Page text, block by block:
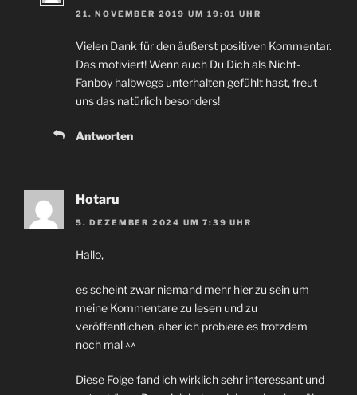
21. NOVEMBER 2019 UM 19:01 UHR
Vielen Dank für den äußerst positiven Kommentar.
Das motiviert! Wenn auch Du Dich als Nicht-
Fanboy halbwegs unterhalten gefühlt hast, freut
uns das natürlich besonders!
Antworten
Hotaru
5. DEZEMBER 2024 UM 7:39 UHR
Hallo,
es scheint zwar niemand mehr hier zu sein um
meine Kommentare zu lesen und zu
veröffentlichen, aber ich probiere es trotzdem
noch mal ^^
Diese Folge fand ich wirklich sehr interessant und